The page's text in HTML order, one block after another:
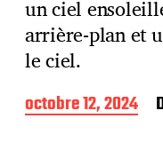
un ciel
arrière-plan et
le ciel.
D
a
octobre 12, 2024